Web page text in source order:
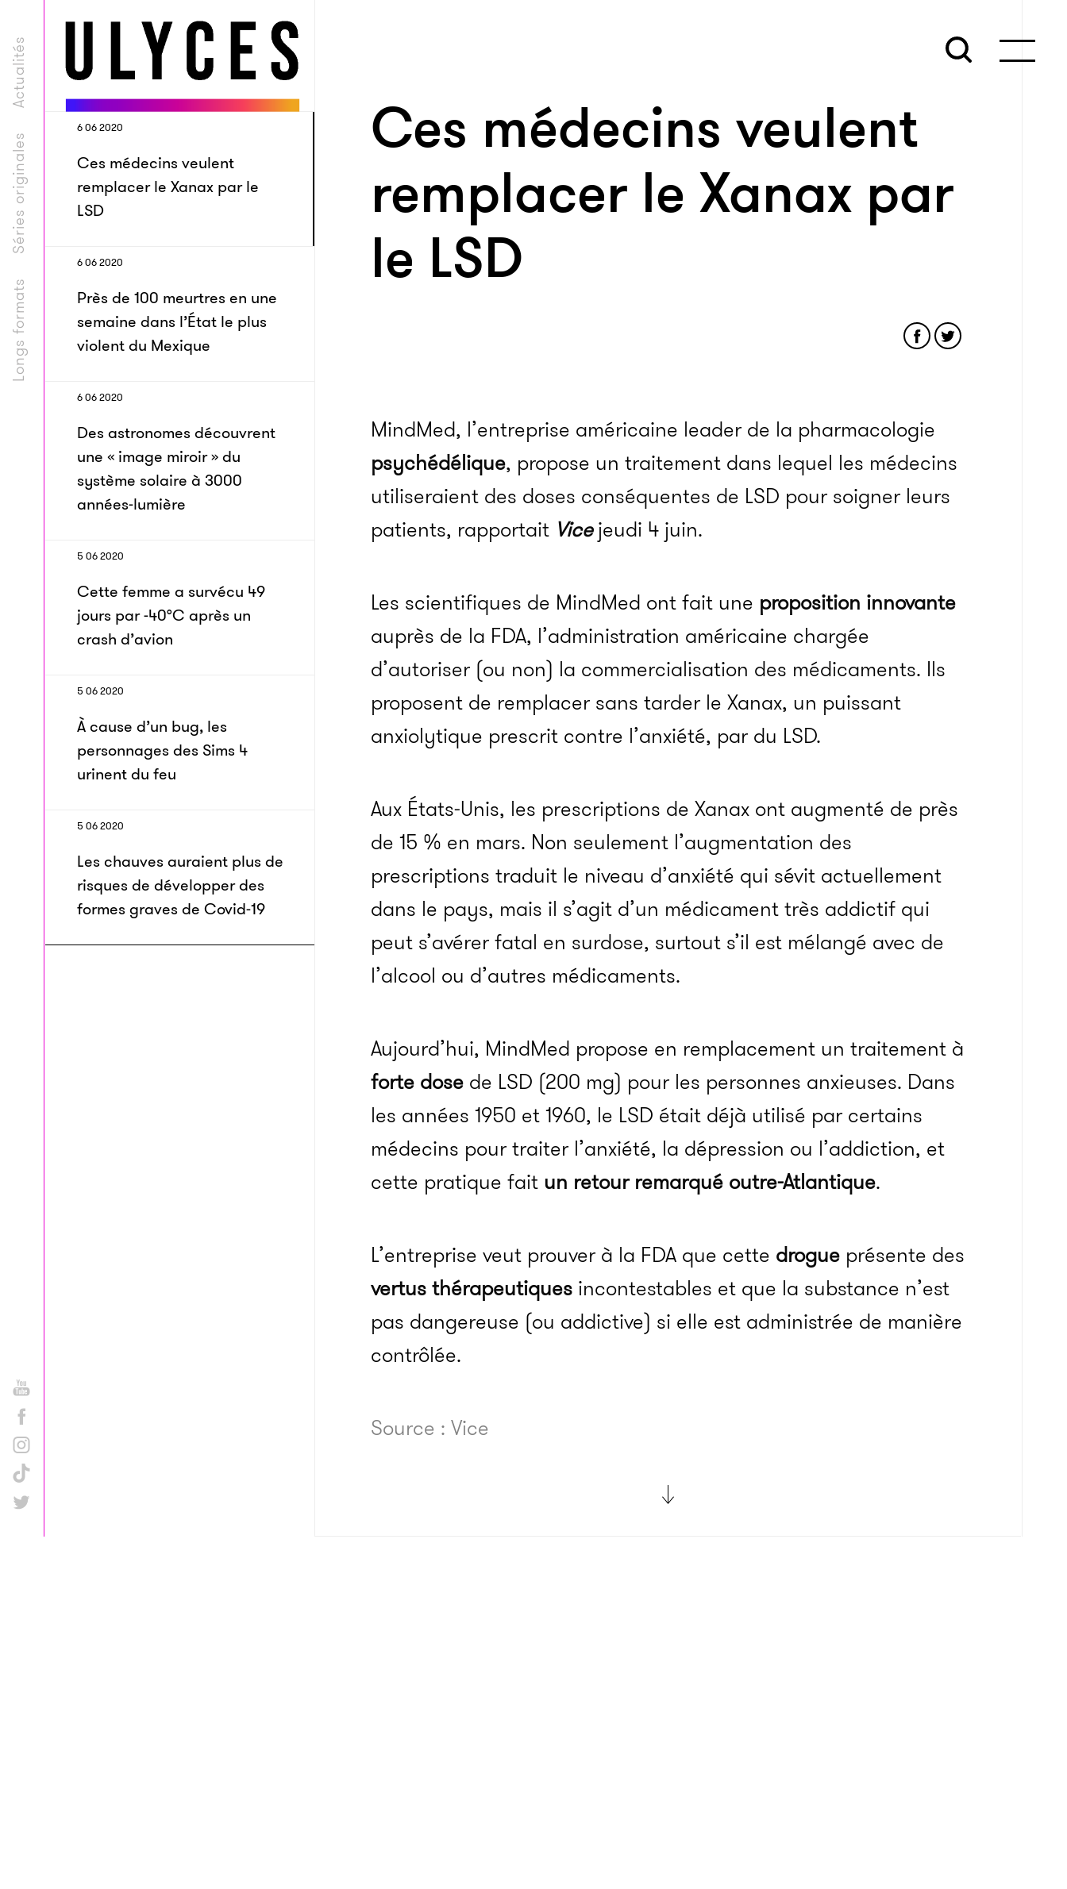
Longs formats
Séries originales
Actualités
6 06 2020
Ces médecins veulent
remplacer le Xanax par le
LSD
6 06 2020
Près de 100 meurtres en une
semaine dans l’État le plus
violent du Mexique
6 06 2020
Des astronomes découvrent
une « image miroir » du
système solaire à 3000
années-lumière
5 06 2020
Cette femme a survécu 49
jours par -40°C après un
crash d’avion
5 06 2020
À cause d’un bug, les
personnages des Sims 4
urinent du feu
5 06 2020
Les chauves auraient plus de
risques de développer des
formes graves de Covid-19
Ces médecins veulent
remplacer le Xanax par
le LSD
MindMed, l’entreprise américaine leader de la pharmacologie
psychédélique, propose un traitement dans lequel les médecins
utiliseraient des doses conséquentes de LSD pour soigner leurs
patients, rapportait Vicejeudi 4 juin.
Les scientifiques de MindMed ont fait une proposition innovante
auprès de la FDA, l’administration américaine chargée
d’autoriser (ou non) la commercialisation des médicaments. Ils
proposent de remplacer sans tarder le Xanax, un puissant
anxiolytique prescrit contre l’anxiété, par du LSD.
Aux États-Unis, les prescriptions de Xanax ont augmenté de près
de 15 % en mars. Non seulement l’augmentation des
prescriptions traduit le niveau d’anxiété qui sévit actuellement
dans le pays, mais il s’agit d’un médicament très addictif qui
peut s’avérer fatal en surdose, surtout s’il est mélangé avec de
l’alcool ou d’autres médicaments.
Aujourd’hui, MindMed propose en remplacement un traitement à
forte dose de LSD (200 mg) pour les personnes anxieuses. Dans
les années 1950 et 1960, le LSD était déjà utilisé par certains
médecins pour traiter l’anxiété, la dépression ou l’addiction, et
cette pratique fait un retour remarqué outre-Atlantique.
L’entreprise veut prouver à la FDA que cette drogue présente des
vertus thérapeutiques incontestables et que la substance n’est
pas dangereuse (ou addictive) si elle est administrée de manière
contrôlée.
Source : Vice